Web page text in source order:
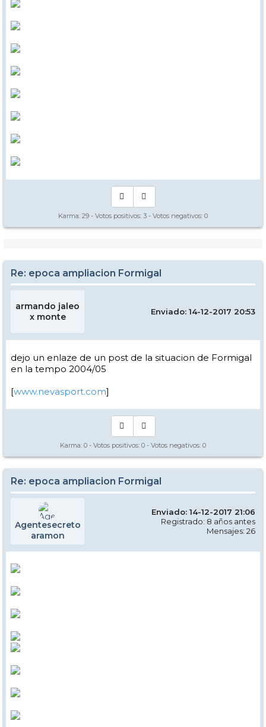
Karma: 29 - Votos positivos: 3 - Votos negativos: 0
Re: epoca ampliacion Formigal
armando jaleo
x monte
Enviado: 14-12-2017 20:53
dejo un enlaze de un post de la situacion de Formigal
en la tempo 2004/05
[www.nevasport.com]
Karma: 0 - Votos positivos: 0 - Votos negativos: 0
Re: epoca ampliacion Formigal
Agentesecreto
aramon
Enviado: 14-12-2017 21:06
Registrado: 8 años antes
Mensajes: 26